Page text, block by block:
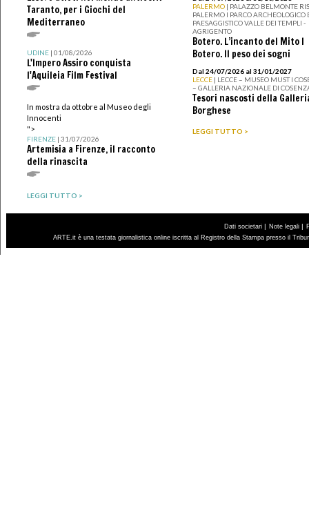
Taranto, per i Giochi del
Mediterraneo
UDINE| 01/08/2026
L'Impero Assiro conquista
l'Aquileia Film Festival
In mostra da ottobre al Museo degli
Innocenti
">
FIRENZE| 31/07/2026
Artemisia a Firenze, il racconto
della rinascita
LEGGI TUTTO >
PALERMO | PALAZZO BELMONTE
PALERMO I PARCO ARCHEOLOGICO
PAESAGGISTICO VALLE DEI TEMPLI -
AGRIGENTO
Botero. L’incanto del Mito I
Botero. Il peso dei sogni
Dal 24/07/2026 al 31/01/2027
LECCE | LECCE – MUSEO MUST I
– GALLERIA NAZIONALE DI
Tesori nascosti della
Borghese
LEGGI TUTTO >
Dati societari | Note legali |
ARTE.it è una testata giornalistica online iscritta al Registro della Stampa presso il